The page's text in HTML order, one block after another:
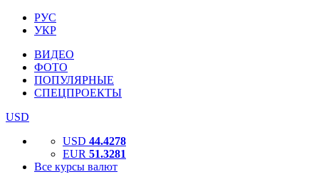
РУС
УКР
ВИДЕО
ФОТО
ПОПУЛЯРНЫЕ
СПЕЦПРОЕКТЫ
USD
USD 44.4278
EUR 51.3281
Все курсы валют